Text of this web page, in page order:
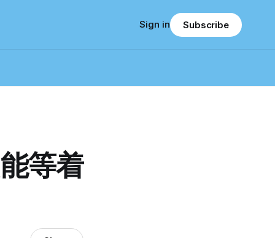
Sign in Subscribe
等着